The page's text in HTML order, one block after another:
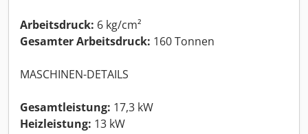
Arbeitsdruck: 6 kg/cm²
Gesamter Arbeitsdruck: 160 Tonnen
MASCHINEN-DETAILS
Gesamtleistung: 17,3 kW
Heizleistung: 13 kW